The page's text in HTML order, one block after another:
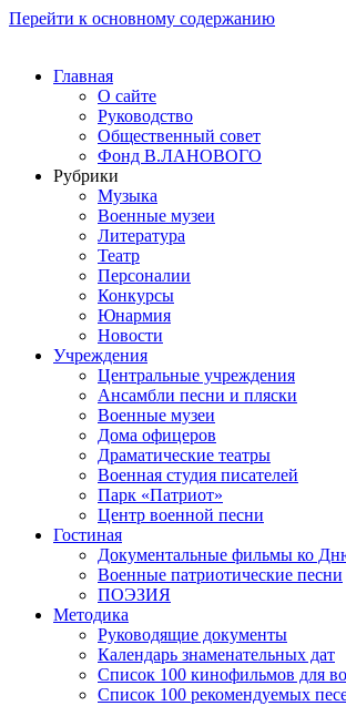
Перейти к основному содержанию
Главная
О сайте
Руководство
Общественный совет
Фонд В.ЛАНОВОГО
Рубрики
Музыка
Военные музеи
Литература
Театр
Персоналии
Конкурсы
Юнармия
Новости
Учреждения
Центральные учреждения
Ансамбли песни и пляски
Военные музеи
Дома офицеров
Драматические театры
Военная студия писателей
Парк «Патриот»
Центр военной песни
Гостиная
Документальные фильмы ко
Военные патриотические песни
ПОЭЗИЯ
Методика
Руководящие документы
Календарь знаменательных дат
Список 100 кинофильмов для
Список 100 рекомендуемых